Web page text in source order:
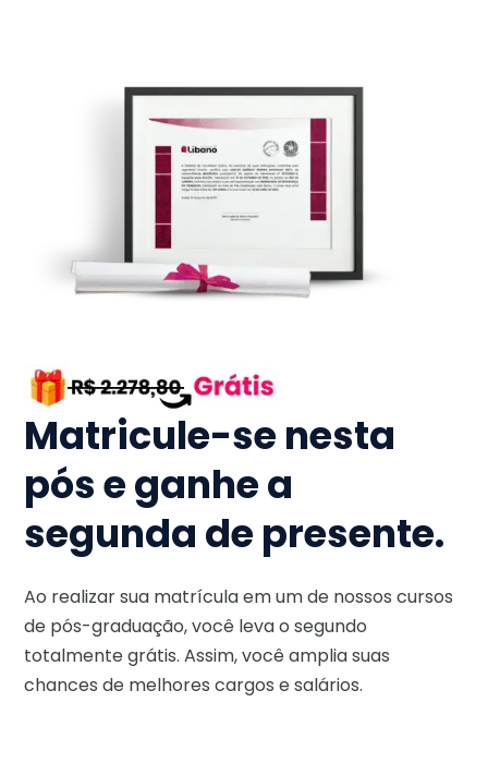
Matricule-se nesta
pós e ganhe a
segunda de presente.
Ao realizar sua matrícula em um de nossos cursos
de pós-graduação, você leva o segundo
totalmente grátis. Assim, você amplia suas
chances de melhores cargos e salários.